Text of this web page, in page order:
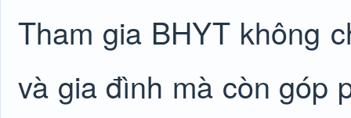
Tham gia BHYT không
và gia đình mà còn góp